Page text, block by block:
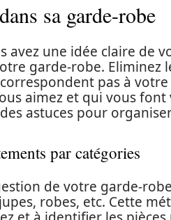
sa garde-robe
avez une idée claire de
garde-robe. Eliminez
pas à
aimez et qui vous
astuces pour
par catégories
de votre garde-
robes, etc. Cette